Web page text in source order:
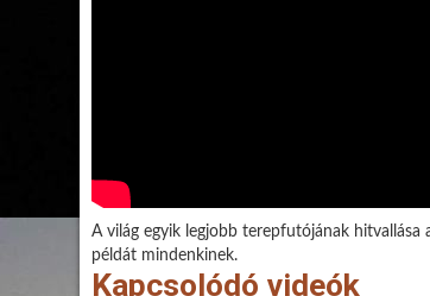
A világ egyik legjobb terepfutójának hitvallása
példát mindenkinek.
Kapcsolódó videók